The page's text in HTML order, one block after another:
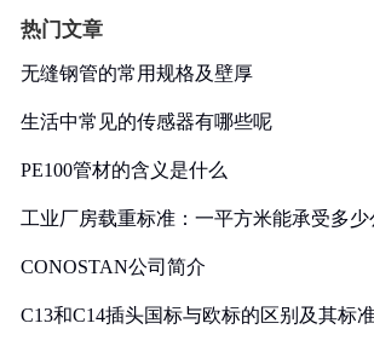
热门文章
无缝钢管的常用规格及壁厚
生活中常见的传感器有哪些呢
PE100管材的含义是什么
工业厂房载重标准：一平方米能承受多少
CONOSTAN公司简介
C13和C14插头国标与欧标的区别及其标